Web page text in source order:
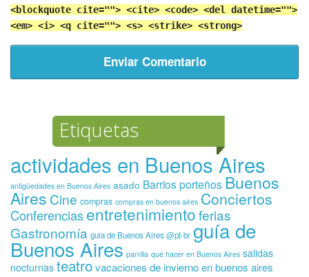
<blockquote cite=""> <cite> <code> <del datetime="">
<em> <i> <q cite=""> <s> <strike> <strong>
Etiquetas
actividades en Buenos Aires
antigüedades en Buenos Aires asado Barrios porteños Buenos
Aires Cine compras compras en buenos aires Conciertos
Conferenciasentretenimientoferias
Gastronomía guia de Buenos Aires @pt-br guía de
Buenos Aires parrilla qué hacer en Buenos Aires salidas
nocturnas teatrovacaciones de invierno en buenos aires